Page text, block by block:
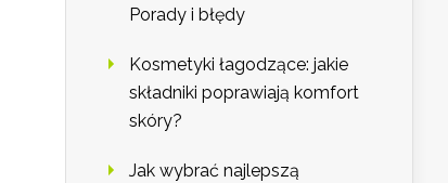
Porady i błędy
Kosmetyki łagodzące: jakie
składniki poprawiają komfort
skóry?
Jak wybrać najlepszą